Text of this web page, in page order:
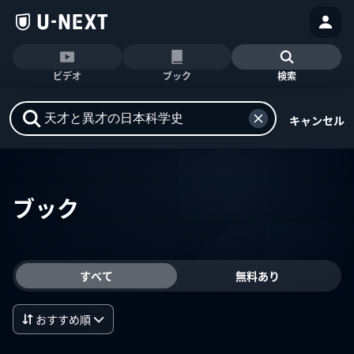
ビデオ ブック 検索
キャンセル
ブック
すべて 無料あり
おすすめ順